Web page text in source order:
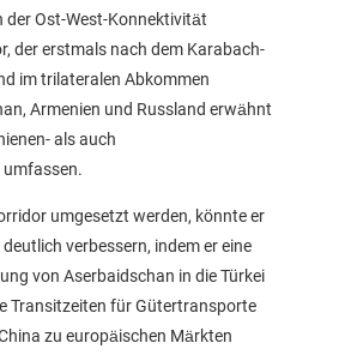
der Ost-West-Konnektivität
der erstmals nach dem Karabach-
im trilateralen Abkommen
Armenien und Russland erwähnt
als auch
umgesetzt werden, könnte er
verbessern, indem er eine
von Aserbaidschan in die Türkei
Transitzeiten für Gütertransporte
zu europäischen Märkten